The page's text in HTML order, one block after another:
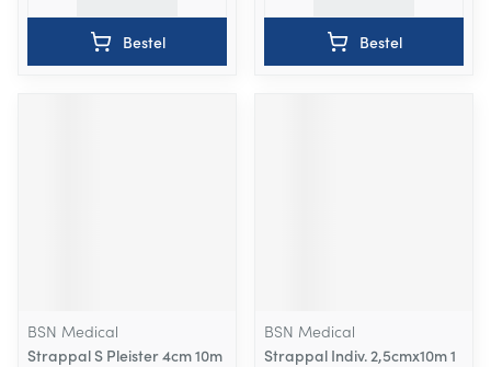
Bestel Bestel
BSN Medical
Strappal S Pleister 4cm 10m
BSN Medical
Strappal Indiv. 2,5cmx10m 1